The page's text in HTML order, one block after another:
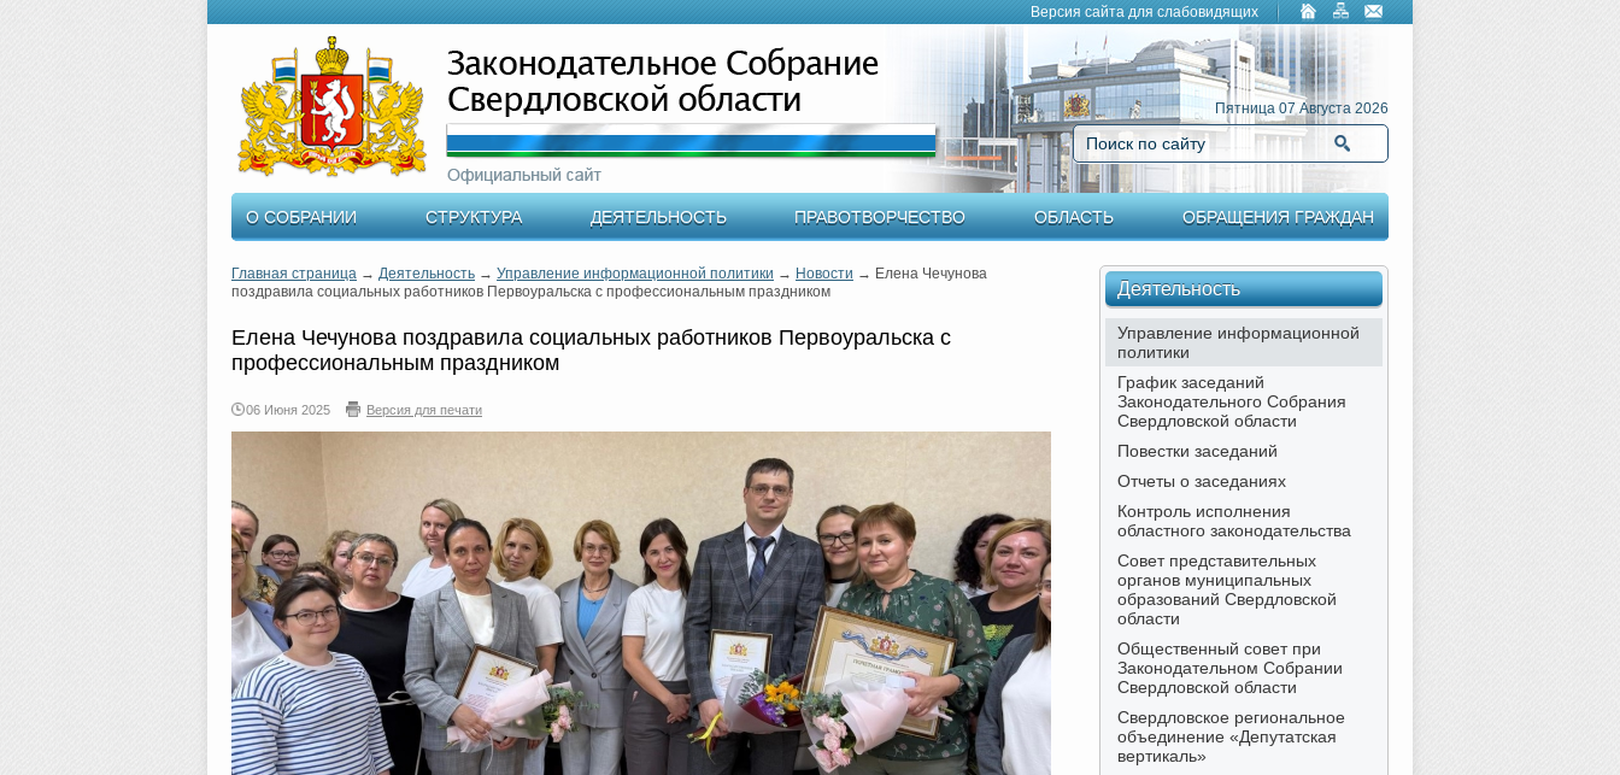
Версия сайта для слабовидящих
Пятница 07 Августа 2026
Поиск по сайту
О СОБРАНИИ СТРУКТУРА ДЕЯТЕЛЬНОСТЬ ПРАВОТВОРЧЕСТВО ОБЛАСТЬ ОБРАЩЕНИЯ ГРАЖДАН
Главная страница → Деятельность → Управление информационной политики → Новости → Елена Чечунова
поздравила социальных работников Первоуральска с профессиональным праздником
Елена Чечунова поздравила социальных работников Первоуральска с
профессиональным праздником
06 Июня 2025 Версия для печати
Деятельность
Управление информационной
политики
График заседаний
Законодательного Собрания
Свердловской области
Повестки заседаний
Отчеты о заседаниях
Контроль исполнения
областного законодательства
Совет представительных
органов муниципальных
образований Свердловской
области
Общественный совет при
Законодательном Собрании
Свердловской области
Свердловское региональное
объединение «Депутатская
вертикаль»